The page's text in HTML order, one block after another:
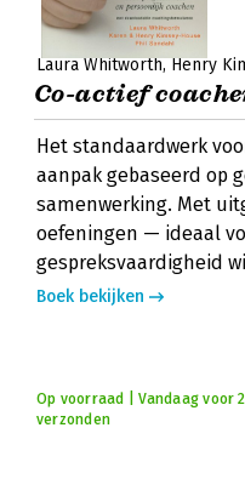
Laura Whitworth Henry
Co-actief
Het standaardwerk
aanpak gebaseerd op
samenwerking. Met
oefeningen — ideaal
gespreksvaardigheid
Boek bekijken
Op voorraad | Vandaag voor
verzonden